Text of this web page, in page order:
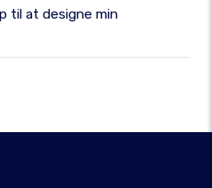
til at designe min